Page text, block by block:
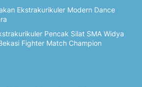
Ekstrakurikuler Modern Dance
Pencak Silat SMA Widya
Fighter Match Champion